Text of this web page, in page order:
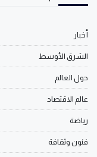
أخبار
الشرق الأوسط
حول العالم
عالم الاقتصاد
رياضة
فنون وثقافة